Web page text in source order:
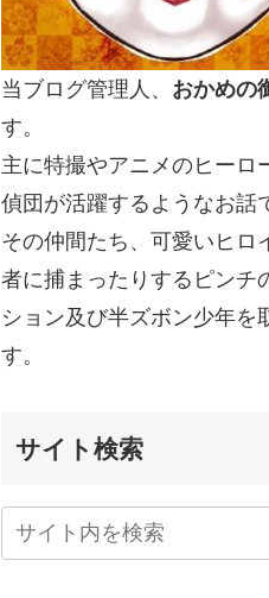
当ブログ管理人、 おかめの
す。
主に特撮やアニメのヒーロ
偵団が活躍するようなお話
その仲間たち、可愛いヒロ
者に捕まったりするピンチ
ション及び半ズボン少年を
す。
サイト検索